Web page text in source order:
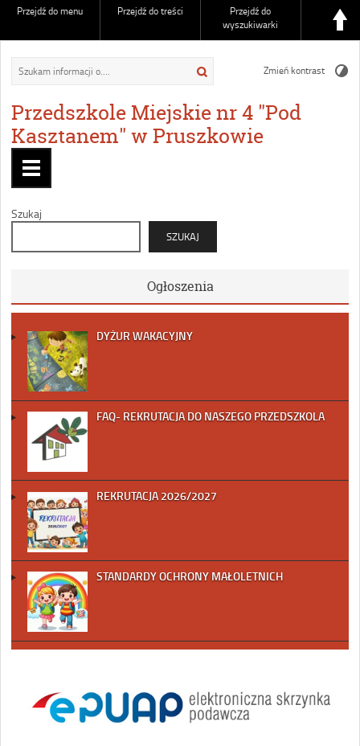
Przejdź do menu Przejdź do treści
Przejdź do
wyszukiwarki
Przedszkole Miejskie nr 4 "Pod
Kasztanem" w Pruszkowie
Zmień kontrast
Szukaj
SZUKAJ
Ogłoszenia
DYŻUR WAKACYJNY
FAQ- REKRUTACJA DO NASZEGO PRZEDSZKOLA
REKRUTACJA 2026/2027
STANDARDY OCHRONY MAŁOLETNICH